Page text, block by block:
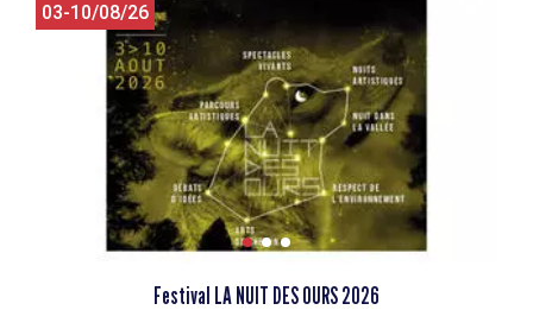
03-10/08/26
Festival LA NUIT DES OURS 2026